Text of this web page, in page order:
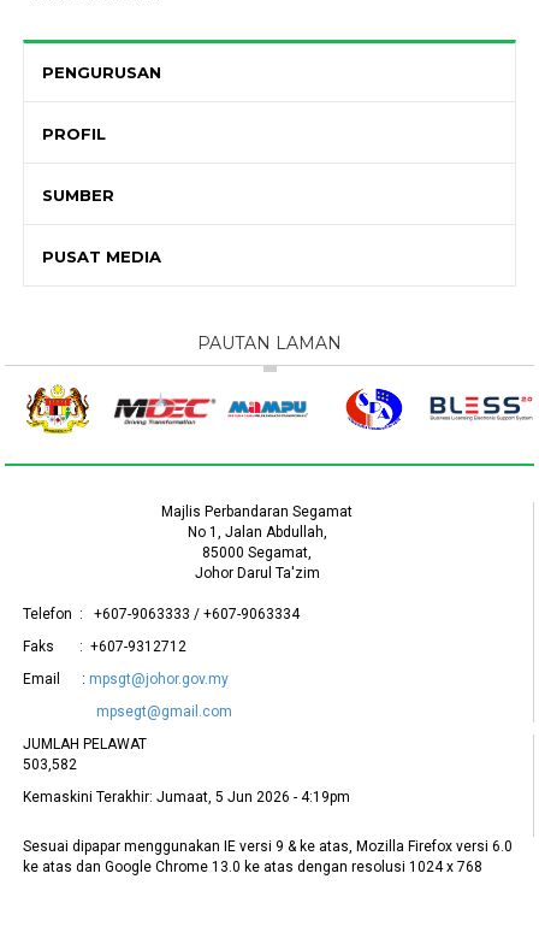
PENGURUSAN
PROFIL
SUMBER
PUSAT MEDIA
PAUTAN LAMAN
Majlis Perbandaran Segamat
No 1, Jalan Abdullah,
85000 Segamat,
Johor Darul Ta'zim
Telefon : +607-9063333 / +607-9063334
Faks : +607-9312712
Email :mpsgt@johor.gov.my
mpsegt@gmail.com
JUMLAH PELAWAT
503,582
Kemaskini Terakhir:Jumaat, 5 Jun 2026 - 4:19pm
Sesuai dipapar menggunakan IE versi 9 & ke atas, Mozilla Firefox versi 6.0
ke atas dan Google Chrome 13.0 ke atas dengan resolusi 1024 x 768